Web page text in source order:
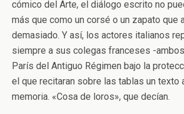
cómico del Arte, el diálogo escrito no
más que como un corsé o un zapato que
demasiado. Y así, los actores italianos
siempre a sus colegas franceses -
París del Antiguo Régimen bajo la
el que recitaran sobre las tablas un texto
memoria. «Cosa de loros», que decían.